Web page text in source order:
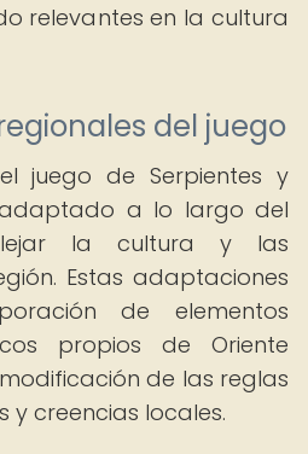
relevantes en la cultura
del juego
juego de Serpientes y
a lo largo del
la cultura y las
Estas adaptaciones
de elementos
propios de Oriente
de las reglas
y creencias locales.